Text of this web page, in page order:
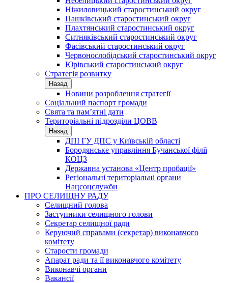
Ніжиловицький старостинський округ
Пашківський старостинський округ
Плахтянський старостинський округ
Ситняківський старостинський округ
Фасівський старостинський округ
Червонослобідський старостинський округ
Юрівський старостинський округ
Стратегія розвитку
Назад
Новини розроблення стратегії
Соціальний паспорт громади
Свята та пам’ятні дати
Територіальні підрозділи ЦОВВ
Назад
ДПІ ГУ ДПС у Київській області
Бородянське управління Бучанської філії
КОЦЗ
Державна установа «Центр пробації»
Регіональні територіальні органи
Нацсоцслужби
ПРО СЕЛИЩНУ РАДУ
Селищний голова
Заступники селищного голови
Секретар селищної ради
Керуючий справами (секретар) виконавчого
комітету
Старости громади
Апарат ради та її виконавчого комітету
Виконавчі органи
Вакансії